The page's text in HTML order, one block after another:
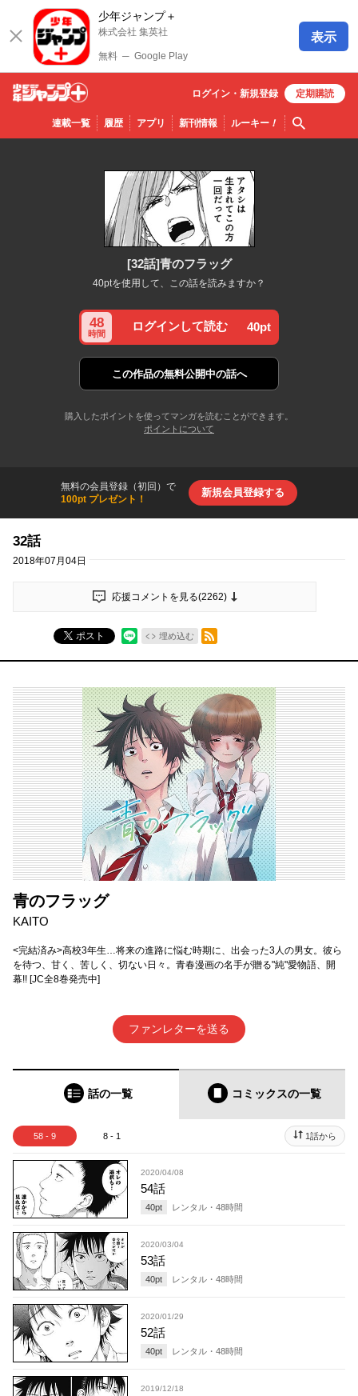
少年ジャンプ＋
株式会社 集英社
無料 ─ Google Play
表示
少年ジ
ャンプ
連載一覧 履歴 アプリ 新刊情報 ルーキー！ 検索
ログイン・ 新規登録 定期購読
[32話]青のフラッグ
40ptを使用して、この話を読みますか？
48
時間
ログインして読む 40pt
この作品の無料公開中の話へ
購入したポイントを使ってマンガを読むことができます。
ポイントについて
無料の会員登録（初回）で
100pt プレゼント！
新規会員登録する
32話
2018年07月04日
応援コメントを見る(2262)
ポスト 埋め込む
RSSフィード
青のフラッグ
KAITO
<完結済み>高校3年生…将来の進路に悩む時期に、出会った3人の男女。彼ら
を待つ、甘く、苦しく、切ない日々。青春漫画の名手が贈る"純"愛物語、開
幕!! [JC全8巻発売中]
ファンレターを送る
話の一覧 コミックスの一覧
58 - 9 8 - 1 1話から
2020/04/08
54話
40pt レンタル・ 48時間
2020/03/04
53話
40pt レンタル・ 48時間
2020/01/29
52話
40pt レンタル・ 48時間
2019/12/18